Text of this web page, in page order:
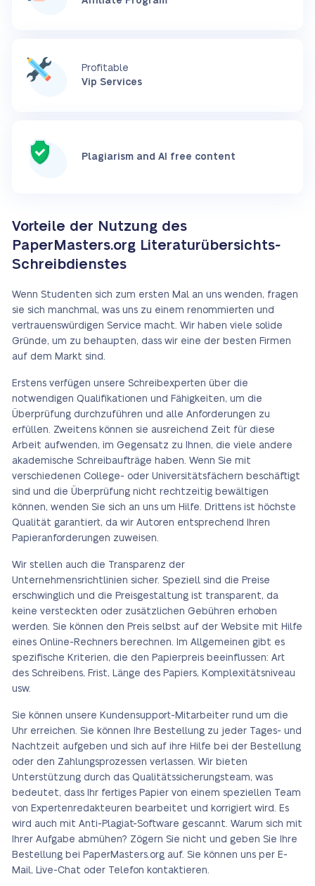
Profitable
Vip Services
Plagiarism and AI free content
Vorteile der Nutzung des
PaperMasters.org Literaturübersichts-
Schreibdienstes
Wenn Studenten sich zum ersten Mal an uns wenden, fragen
sie sich manchmal, was uns zu einem renommierten und
vertrauenswürdigen Service macht. Wir haben viele solide
Gründe, um zu behaupten, dass wir eine der besten Firmen
auf dem Markt sind.
Erstens verfügen unsere Schreibexperten über die
notwendigen Qualifikationen und Fähigkeiten, um die
Überprüfung durchzuführen und alle Anforderungen zu
erfüllen. Zweitens können sie ausreichend Zeit für diese
Arbeit aufwenden, im Gegensatz zu Ihnen, die viele andere
akademische Schreibaufträge haben. Wenn Sie mit
verschiedenen College- oder Universitätsfächern beschäftigt
sind und die Überprüfung nicht rechtzeitig bewältigen
können, wenden Sie sich an uns um Hilfe. Drittens ist höchste
Qualität garantiert, da wir Autoren entsprechend Ihren
Papieranforderungen zuweisen.
Wir stellen auch die Transparenz der
Unternehmensrichtlinien sicher. Speziell sind die Preise
erschwinglich und die Preisgestaltung ist transparent, da
keine versteckten oder zusätzlichen Gebühren erhoben
werden. Sie können den Preis selbst auf der Website mit Hilfe
eines Online-Rechners berechnen. Im Allgemeinen gibt es
spezifische Kriterien, die den Papierpreis beeinflussen: Art
des Schreibens, Frist, Länge des Papiers, Komplexitätsniveau
usw.
Sie können unsere Kundensupport-Mitarbeiter rund um die
Uhr erreichen. Sie können Ihre Bestellung zu jeder Tages- und
Nachtzeit aufgeben und sich auf ihre Hilfe bei der Bestellung
oder den Zahlungsprozessen verlassen. Wir bieten
Unterstützung durch das Qualitätssicherungsteam, was
bedeutet, dass Ihr fertiges Papier von einem speziellen Team
von Expertenredakteuren bearbeitet und korrigiert wird. Es
wird auch mit Anti-Plagiat-Software gescannt. Warum sich mit
Ihrer Aufgabe abmühen? Zögern Sie nicht und geben Sie Ihre
Bestellung bei PaperMasters.org auf. Sie können uns per E-
Mail, Live-Chat oder Telefon kontaktieren.